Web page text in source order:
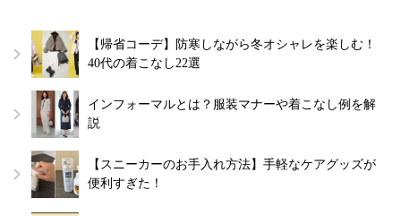
【帰省コーデ】防寒しながら冬オシャレを楽しむ！
40代の着こなし22選
インフォーマルとは？服装マナーや着こなし例を解
説
【スニーカーのお手入れ方法】手軽なケアグッズが
便利すぎた！